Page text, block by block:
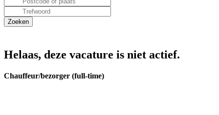
Helaas, deze vacature is niet actief.
Chauffeur/bezorger (full-time)